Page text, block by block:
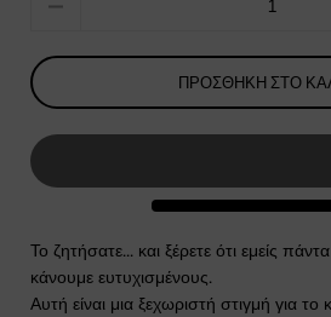
ΠΡΟΣΘΉΚΗ ΣΤΟ
Το ζητήσατε... και ξέρετε ότι εμείς
κάνουμε ευτυχισμένους.
Αυτή είναι μια ξεχωριστή στιγμή για